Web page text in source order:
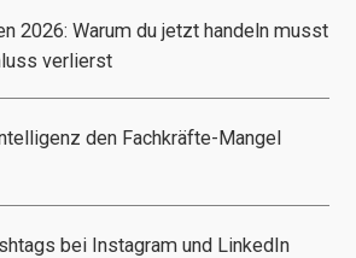
2026: Warum du jetzt handeln musst
verlierst
den Fachkräfte-Mangel
bei Instagram und LinkedIn